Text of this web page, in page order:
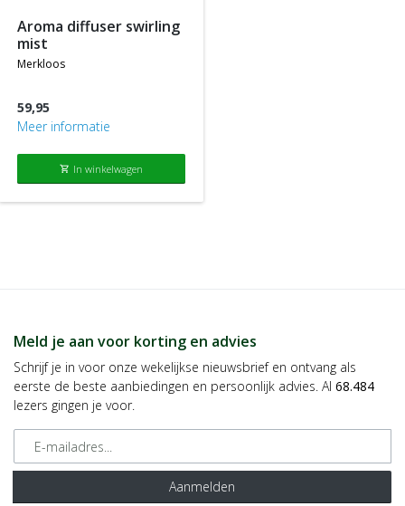
aroma diffuser swirling
mist
merkloos
59,95
Meer informatie
shopping_cart In winkelwagen
Meld je aan voor korting en advies
Schrijf je in voor onze wekelijkse nieuwsbrief en ontvang als
eerste de beste aanbiedingen en persoonlijk advies. Al 68.484
lezers gingen je voor.
E-mailadres
Aanmelden